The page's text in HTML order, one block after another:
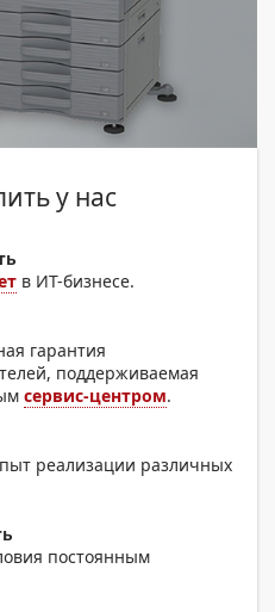
у нас
в ИТ-бизнесе.
гарантия
поддерживаемая
сервис-центром.
реализации различных
постоянным